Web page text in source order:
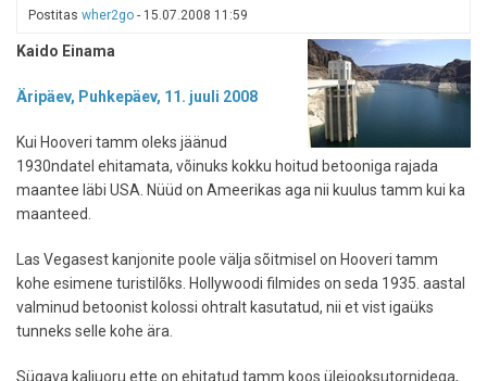
Postitas wher2go - 15.07.2008 11:59
Kaido Einama
Äripäev, Puhkepäev, 11. juuli 2008
Kui Hooveri tamm oleks jäänud
1930ndatel ehitamata, võinuks kokku hoitud betooniga rajada
maantee läbi USA. Nüüd on Ameerikas aga nii kuulus tamm kui ka
maanteed.
Las Vegasest kanjonite poole välja sõitmisel on Hooveri tamm
kohe esimene turistilõks. Hollywoodi filmides on seda 1935. aastal
valminud betoonist kolossi ohtralt kasutatud, nii et vist igaüks
tunneks selle kohe ära.
Sügava kaljuoru ette on ehitatud tamm koos ülejooksutornidega,